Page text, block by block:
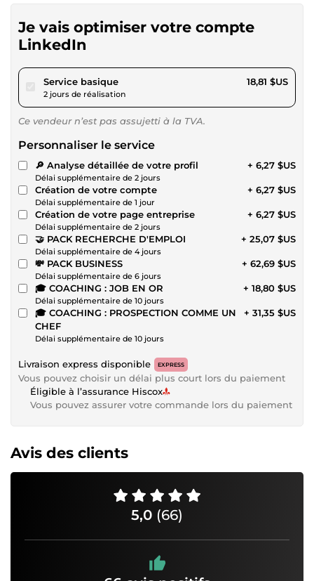
Je vais optimiser votre compte
LinkedIn
Service basiquepour 17,33 $US
2 jours de réalisation
18,81 $US
Ce vendeur n’est pas assujetti à la TVA.
Personnaliser le service
🔎 Analyse détaillée de votre profil
Délai supplémentaire de 2 jours
+ 6,27 $US
Création de votre compte
Délai supplémentaire de 1 jour
+ 6,27 $US
Création de votre page entreprise
Délai supplémentaire de 2 jours
+ 6,27 $US
🤝 PACK RECHERCHE D'EMPLOI
Délai supplémentaire de 4 jours
+ 25,07 $US
💸 PACK BUSINESS
Délai supplémentaire de 6 jours
+ 62,69 $US
🎓 COACHING : JOB EN OR
Délai supplémentaire de 10 jours
+ 18,80 $US
🎓 COACHING : PROSPECTION COMME UN
CHEF
Délai supplémentaire de 10 jours
+ 31,35 $US
Livraison express disponible EXPRESS
Vous pouvez choisir un délai plus court lors du paiement
Éligible à l’assurance Hiscox
Vous pouvez assurer votre commande lors du paiement
Avis des clients
5,0 (66)